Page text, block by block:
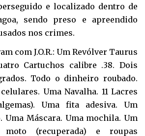
e localizado dentro de
sendo preso e apreendido
nos crimes.
com J.O.R.: Um Revólver Taurus
Cartuchos calibre .38. Dois
Todo o dinheiro roubado.
Uma Navalha. 11 Lacres
Uma fita adesiva. Um
Uma Máscara. Uma mochila. Um
moto (recuperada) e roupas